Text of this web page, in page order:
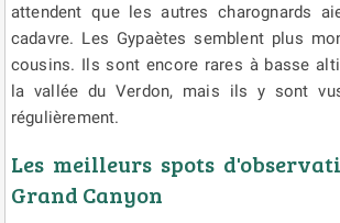
attendent que les autres charognards
cadavre. Les Gypaètes semblent plus
cousins. Ils sont encore rares à basse
la vallée du Verdon, mais ils y sont
régulièrement.
Les meilleurs spots
Grand Canyon